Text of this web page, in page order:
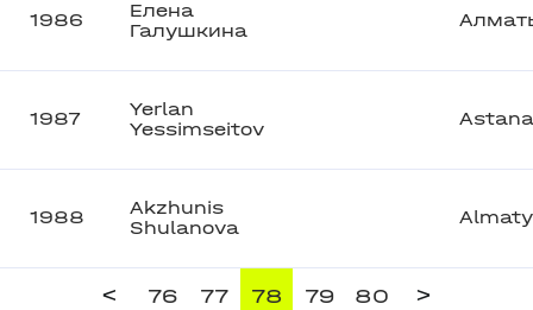
1986
Елена
Галушкина
1987
Yerlan
Yessimseitov
Astana
1988
Akzhunis
Shulanova
Almaty
< 76 77 78 79 80 >